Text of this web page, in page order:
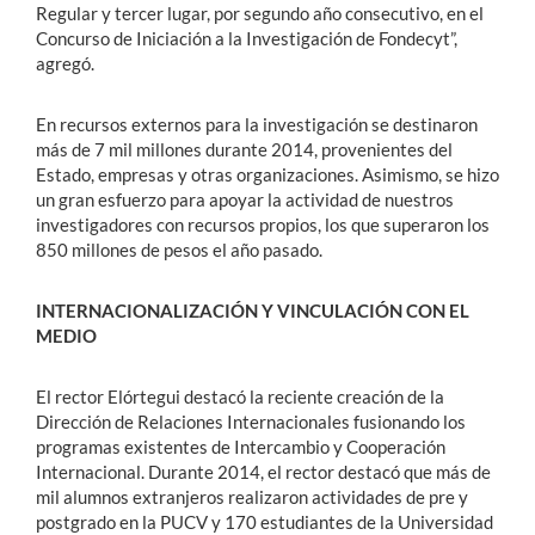
Regular y tercer lugar, por segundo año consecutivo, en el
Concurso de Iniciación a la Investigación de Fondecyt”,
agregó.
En recursos externos para la investigación se destinaron
más de 7 mil millones durante 2014, provenientes del
Estado, empresas y otras organizaciones. Asimismo, se hizo
un gran esfuerzo para apoyar la actividad de nuestros
investigadores con recursos propios, los que superaron los
850 millones de pesos el año pasado.
INTERNACIONALIZACIÓN Y VINCULACIÓN CON EL
MEDIO
El rector Elórtegui destacó la reciente creación de la
Dirección de Relaciones Internacionales fusionando los
programas existentes de Intercambio y Cooperación
Internacional. Durante 2014, el rector destacó que más de
mil alumnos extranjeros realizaron actividades de pre y
postgrado en la PUCV y 170 estudiantes de la Universidad